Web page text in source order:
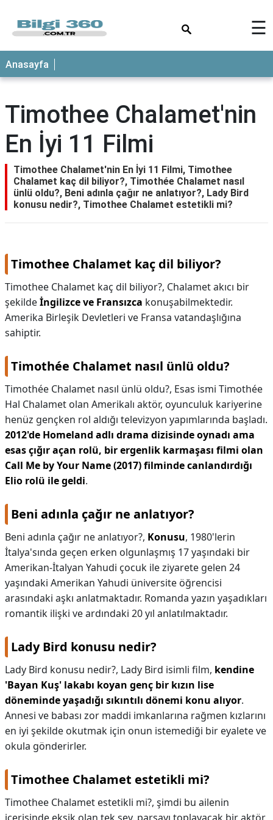
ANASAYFA
☰
Anasayfa
Timothee Chalamet'nin
En İyi 11 Filmi
Timothee Chalamet'nin En İyi 11 Filmi, Timothee
Chalamet kaç dil biliyor?, Timothée Chalamet nasıl
ünlü oldu?, Beni adınla çağır ne anlatıyor?, Lady Bird
konusu nedir?, Timothee Chalamet estetikli mi?
Timothee Chalamet kaç dil biliyor?
Timothee Chalamet kaç dil biliyor?, Chalamet akıcı bir
şekildeİngilizce ve Fransızca konuşabilmektedir.
Amerika Birleşik Devletleri ve Fransa vatandaşlığına
sahiptir.
Timothée Chalamet nasıl ünlü oldu?
Timothée Chalamet nasıl ünlü oldu?, Esas ismi Timothée
Hal Chalamet olan Amerikalı aktör, oyunculuk kariyerine
henüz gençken rol aldığı televizyon yapımlarında başladı.
2012'de Homeland adlı drama dizisinde oynadı ama
esas çığır açan rolü, bir ergenlik karmaşası filmi olan
Call Me by Your Name (2017) filminde canlandırdığı
Elio rolü ile geldi.
Beni adınla çağır ne anlatıyor?
Beni adınla çağır ne anlatıyor?, Konusu, 1980'lerin
İtalya'sında geçen erken olgunlaşmış 17 yaşındaki bir
Amerikan-İtalyan Yahudi çocuk ile ziyarete gelen 24
yaşındaki Amerikan Yahudi üniversite öğrencisi
arasındaki aşkı anlatmaktadır. Romanda yazın yaşadıkları
romantik ilişki ve ardındaki 20 yıl anlatılmaktadır.
Lady Bird konusu nedir?
Lady Bird konusu nedir?, Lady Bird isimli film, kendine
'Bayan Kuş' lakabı koyan genç bir kızın lise
döneminde yaşadığı sıkıntılı dönemi konu alıyor.
Annesi ve babası zor maddi imkanlarına rağmen kızlarını
en iyi şekilde okutmak için onun istemediği bir eyalete ve
okula gönderirler.
Timothee Chalamet estetikli mi?
Timothee Chalamet estetikli mi?, şimdi bu ailenin